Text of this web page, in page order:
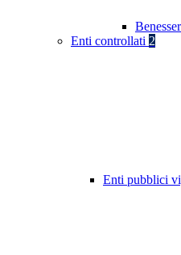
Enti controllati 2
Enti pubblici